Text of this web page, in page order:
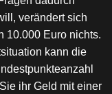
verändert sich
10.000 Euro nichts.
kann die
ihr Geld mit einer